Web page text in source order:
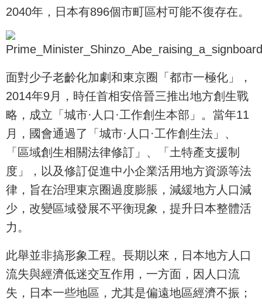
2040年，日本有896個市町區村可能不復存在。
面對少子老齡化加劇和東京圈「都市一極化」，
2014年9月，時任首相安倍晉三推出地方創生戰
略，成立「城市·人口·工作創生本部」。當年11
月，國會通過了「城市·人口·工作創生法」、
「區域創生相關法律修訂」、「土特產支援制
度」，以及修訂促進中小企業活用地方資源等法
律，旨在治理東京圈過度膨脹，減緩地方人口減
少，改變區域發展不平衡現象，提升日本整體活
力。
此舉並非搞形象工程。長期以來，日本地方人口
流失與經濟低迷交互作用，一方面，因人口流
失，日本一些地區，尤其是偏遠地區經濟不振；